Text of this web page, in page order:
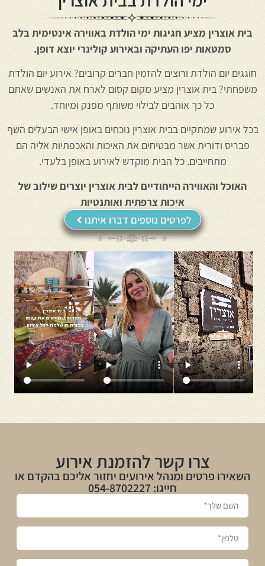
בית אוצרין מציע חגיגות ימי הולדת באווירה אינטימית בלב
סמטאות יפו העתיקה ובאירוע קולינרי יוצא דופן.
חוגגים יום הולדת ורוצים להזמין חברים קרובים? אירוע יום הולדת
משפחתי? בית אוצרין מציע מקום קסום לארח את האנשים שאתם
כל כך אוהבים לבילוי משותף מפנק ומיוחד.
בכל אירוע שמתקיים בבית אוצרין נוכחים באופן אישי הבעלים השף
פבריס ודורית אשר מבטיחים את האיכות והאכפתיות אליה הם
מתחייבים. כל הבית מוקדש לאירוע באופן בלעדי.
האוכל והאווירה הייחודיים לבית אוצרין יוצרים שילוב של
איכות צרפתית ואותנטיות
לפרטים נוספים דברו איתנו
צרו קשר להזמנת אירוע
השאירו פרטים ומנהל אירועים יחזור אליכם בהקדם או
חייגו: 054-8702227